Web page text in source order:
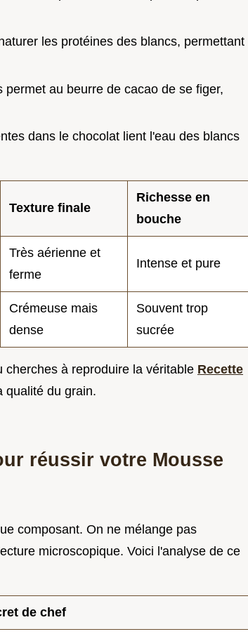
les protéines des blancs, permettant
permet au beurre de cacao de se figer,
dans le chocolat lient l'eau des blancs
Texture finale
Richesse en
bouche
Très aérienne et
ferme
Intense et pure
Crémeuse mais
dense
Souvent trop
sucrée
à reproduire la véritable Recette
qualité du grain.
réussir votre Mousse
composant. On ne mélange pas
microscopique. Voici l'analyse de ce
de chef